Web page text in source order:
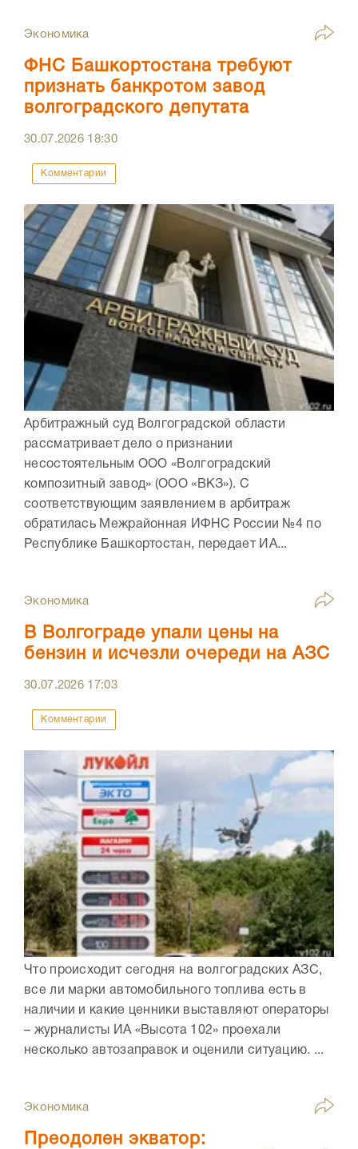
Экономика
ФНС Башкортостана требуют
признать банкротом завод
волгоградского депутата
30.07.2026 18:30
Комментарии
Арбитражный суд Волгоградской области
рассматривает дело о признании
несостоятельным ООО «Волгоградский
композитный завод» (ООО «ВКЗ»). С
соответствующим заявлением в арбитраж
обратилась Межрайонная ИФНС России №4 по
Республике Башкортостан, передает ИА...
Экономика
В Волгограде упали цены на
бензин и исчезли очереди на АЗС
30.07.2026 17:03
Комментарии
Что происходит сегодня на волгоградских АЗС,
все ли марки автомобильного топлива есть в
наличии и какие ценники выставляют операторы
– журналисты ИА «Высота 102» проехали
несколько автозаправок и оценили ситуацию. ...
Экономика
Преодолен экватор: